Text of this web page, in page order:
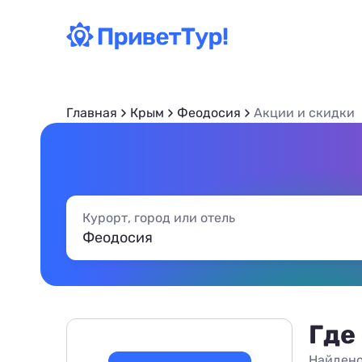
Главная Крым Феодосия Акции и скидки
Курорт, город или отель